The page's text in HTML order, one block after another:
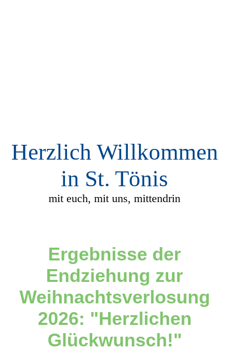
Herzlich Willkommen
in St. Tönis
mit euch, mit uns, mittendrin
Ergebnisse der
Endziehung zur
Weihnachtsverlosung
2026: "Herzlichen
Glückwunsch!"